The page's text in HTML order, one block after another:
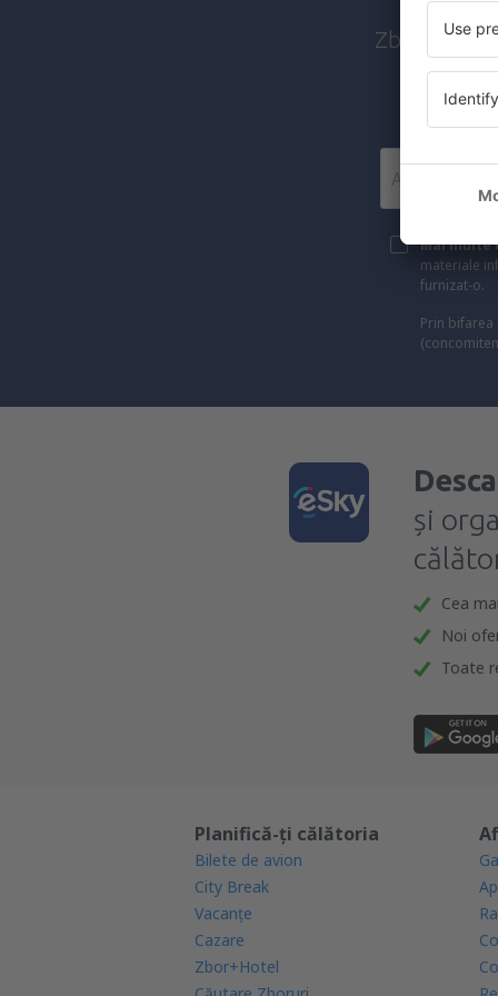
Zboruri
Mai multe
materiale
furnizat-o.
Prin
și
Cea
Noi
Toate
Planifică-ți călătoria
Bilete de avion
City Break
Vacanţe
Cazare
Zbor+Hotel